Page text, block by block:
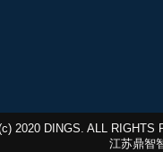
2020 DINGS. ALL RIGHTS
江苏鼎智